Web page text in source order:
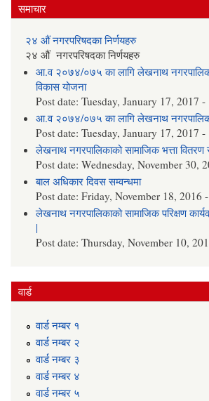
समाचार
२४ औं नगरपरिषदका निर्णयहरु
२४ औं नगरपरिषदका निर्णयहरु
आ.व २०७४/०७५ का लागि लेखनाथ
विकास योजना
Post date:Tuesday, January 17, 2017 -
आ.व २०७४/०७५ का लागि लेखनाथ
Post date:Tuesday, January 17, 2017
लेखनाथ नगरपालिकाको सामाजिक भत्ता वितरण
Post date:Wednesday, November 30,
बाल अधिकार दिवस सम्वन्धमा
Post date:Friday, November 18, 2016
लेखनाथ नगरपालिकाको सामाजिक परिक्षण
|
Post date:Thursday, November 10,
वार्ड
वार्ड न‌म्बर १
वार्ड न‌म्बर २
वार्ड न‌म्बर ३
वार्ड न‌म्बर ४
वार्ड न‌म्बर ५